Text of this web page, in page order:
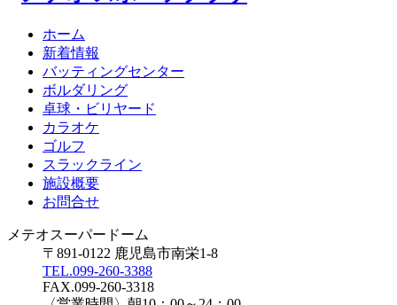
ホーム
新着情報
バッティングセンター
ボルダリング
卓球・ビリヤード
カラオケ
ゴルフ
スラックライン
施設概要
お問合せ
メテオスーパードーム
〒891-0122 鹿児島市南栄1-8
TEL.099-260-3388
FAX.099-260-3318